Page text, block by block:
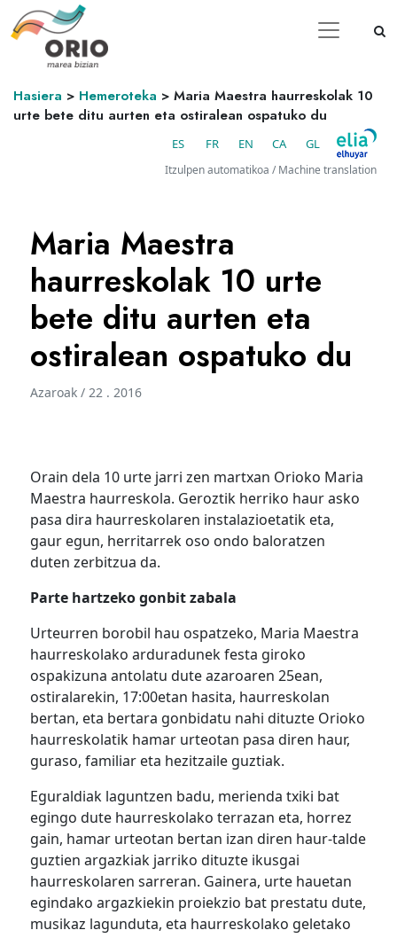
Hasiera > Hemeroteka > Maria Maestra haurreskolak 10
urte bete ditu aurten eta ostiralean ospatuko du
ES FR EN CA GL
Itzulpen automatikoa / Machine translation
Maria Maestra
haurreskolak 10 urte
bete ditu aurten eta
ostiralean ospatuko du
Azaroak / 22 . 2016
Orain dela 10 urte jarri zen martxan Orioko Maria
Maestra haurreskola. Geroztik herriko haur asko
pasa dira haurreskolaren instalazioetatik eta,
gaur egun, herritarrek oso ondo baloratzen
duten zerbitzua da.
Parte hartzeko gonbit zabala
Urteurren borobil hau ospatzeko, Maria Maestra
haurreskolako arduradunek festa giroko
ospakizuna antolatu dute azaroaren 25ean,
ostiralarekin, 17:00etan hasita, haurreskolan
bertan, eta bertara gonbidatu nahi dituzte Orioko
haurreskolatik hamar urteotan pasa diren haur,
guraso, familiar eta hezitzaile guztiak.
Eguraldiak laguntzen badu, merienda txiki bat
egingo dute haurreskolako terrazan eta, horrez
gain, hamar urteotan bertan izan diren haur-talde
guztien argazkiak jarriko dituzte ikusgai
haurreskolaren sarreran. Gainera, urte hauetan
egindako argazkiekin proiekzio bat prestatu dute,
musikaz lagunduta, eta haurreskolako geletako